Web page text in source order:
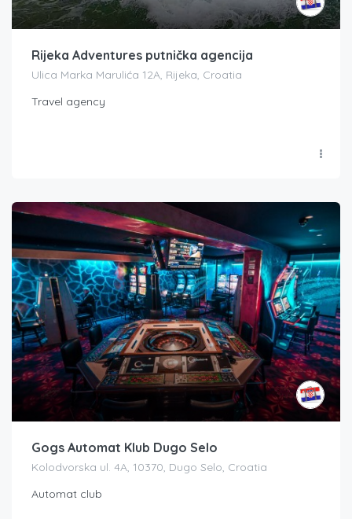
Rijeka Adventures putnička agencija
Ulica Marka Marulića 12A, Rijeka, Croatia
Travel agency
Gogs Automat Klub Dugo Selo
Kolodvorska ul. 4A, 10370, Dugo Selo, Croatia
Automat club